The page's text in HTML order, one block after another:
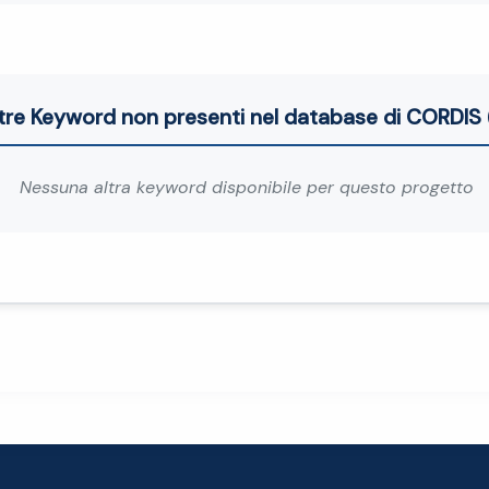
Keyword non presenti nel database di CORDIS
Nessuna altra keyword disponibile per questo progetto